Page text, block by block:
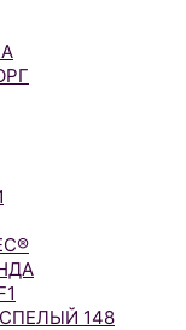
148